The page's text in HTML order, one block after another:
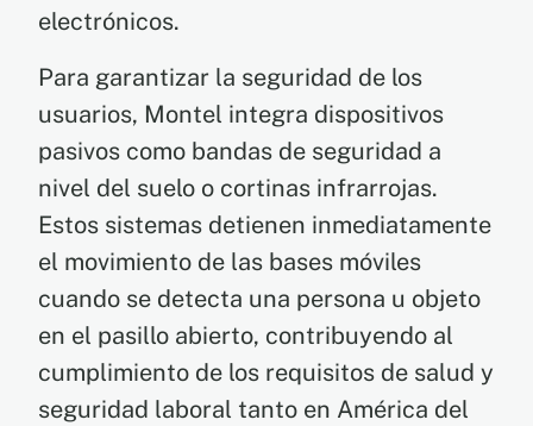
electrónicos.
Para garantizar la seguridad de los
usuarios, Montel integra dispositivos
pasivos como bandas de seguridad a
nivel del suelo o cortinas infrarrojas.
Estos sistemas detienen inmediatamente
el movimiento de las bases móviles
cuando se detecta una persona u objeto
en el pasillo abierto, contribuyendo al
cumplimiento de los requisitos de salud y
seguridad laboral tanto en América del